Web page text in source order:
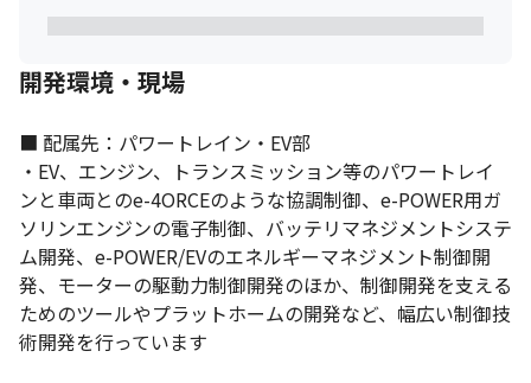
開発環境・現場
■ 配属先：パワートレイン・EV部
・EV、エンジン、トランスミッション等のパワートレイ
ンと車両とのe-4ORCEのような協調制御、e-POWER用ガ
ソリンエンジンの電子制御、バッテリマネジメントシステ
ム開発、e-POWER/EVのエネルギーマネジメント制御開
発、モーターの駆動力制御開発のほか、制御開発を支える
ためのツールやプラットホームの開発など、幅広い制御技
術開発を行っています